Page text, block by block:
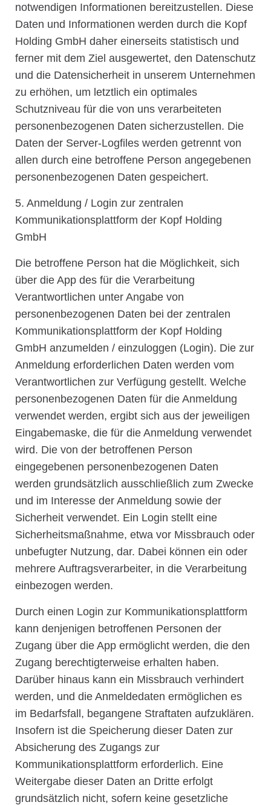
notwendigen Informationen bereitzustellen. Diese
Daten und Informationen werden durch die Kopf
Holding GmbH daher einerseits statistisch und
ferner mit dem Ziel ausgewertet, den Datenschutz
und die Datensicherheit in unserem Unternehmen
zu erhöhen, um letztlich ein optimales
Schutzniveau für die von uns verarbeiteten
personenbezogenen Daten sicherzustellen. Die
Daten der Server-Logfiles werden getrennt von
allen durch eine betroffene Person angegebenen
personenbezogenen Daten gespeichert.
5. Anmeldung / Login zur zentralen
Kommunikationsplattform der Kopf Holding
GmbH
Die betroffene Person hat die Möglichkeit, sich
über die App des für die Verarbeitung
Verantwortlichen unter Angabe von
personenbezogenen Daten bei der zentralen
Kommunikationsplattform der Kopf Holding
GmbH anzumelden / einzuloggen (Login). Die zur
Anmeldung erforderlichen Daten werden vom
Verantwortlichen zur Verfügung gestellt. Welche
personenbezogenen Daten für die Anmeldung
verwendet werden, ergibt sich aus der jeweiligen
Eingabemaske, die für die Anmeldung verwendet
wird. Die von der betroffenen Person
eingegebenen personenbezogenen Daten
werden grundsätzlich ausschließlich zum Zwecke
und im Interesse der Anmeldung sowie der
Sicherheit verwendet. Ein Login stellt eine
Sicherheitsmaßnahme, etwa vor Missbrauch oder
unbefugter Nutzung, dar. Dabei können ein oder
mehrere Auftragsverarbeiter, in die Verarbeitung
einbezogen werden.
Durch einen Login zur Kommunikationsplattform
kann denjenigen betroffenen Personen der
Zugang über die App ermöglicht werden, die den
Zugang berechtigterweise erhalten haben.
Darüber hinaus kann ein Missbrauch verhindert
werden, und die Anmeldedaten ermöglichen es
im Bedarfsfall, begangene Straftaten aufzuklären.
Insofern ist die Speicherung dieser Daten zur
Absicherung des Zugangs zur
Kommunikationsplattform erforderlich. Eine
Weitergabe dieser Daten an Dritte erfolgt
grundsätzlich nicht, sofern keine gesetzliche